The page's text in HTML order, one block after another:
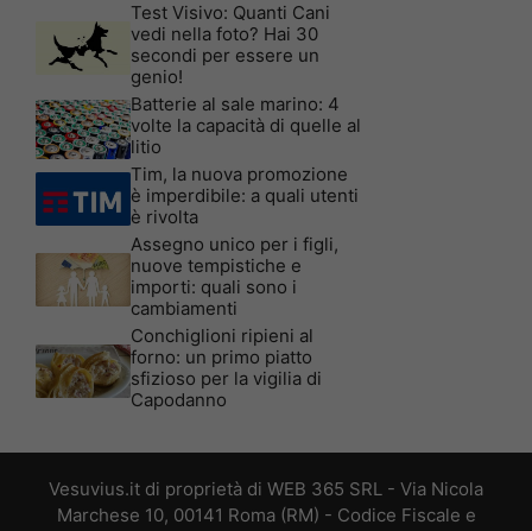
Test Visivo: Quanti Cani
vedi nella foto? Hai 30
secondi per essere un
genio!
Batterie al sale marino: 4
volte la capacità di quelle al
litio
Tim, la nuova promozione
è imperdibile: a quali utenti
è rivolta
Assegno unico per i figli,
nuove tempistiche e
importi: quali sono i
cambiamenti
Conchiglioni ripieni al
forno: un primo piatto
sfizioso per la vigilia di
Capodanno
Vesuvius.it di proprietà di WEB 365 SRL - Via Nicola
Marchese 10, 00141 Roma (RM) - Codice Fiscale e